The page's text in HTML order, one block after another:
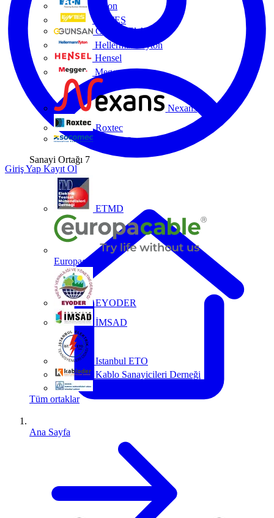
Eaton
ENTES
Günsan Elektrik
HellermannTyton
Hensel
Megger
Nexans
Roxtec
Socomec
Sanayi Ortağı 7
ETMD
Europacable
EYODER
İMSAD
Istanbul ETO
Kablo Sanayicileri Derneği
Tüm ortaklar
Giriş Yap Kayıt Ol
Ana Sayfa